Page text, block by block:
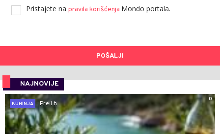
Pristajete na pravila korišćenja Mondo portala.
POŠALJI
NAJNOVIJE
0
KUHINJA
Pre 1 h